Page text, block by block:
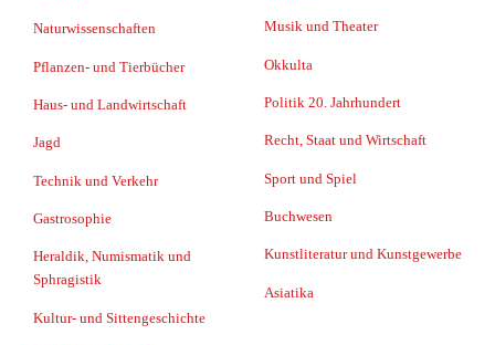
Naturwissenschaften
Pflanzen- und Tierbücher
Haus- und Landwirtschaft
Jagd
Technik und Verkehr
Gastrosophie
Heraldik, Numismatik und
Sphragistik
Kultur- und Sittengeschichte
Musik und Theater
Okkulta
Politik 20. Jahrhundert
Recht, Staat und Wirtschaft
Sport und Spiel
Buchwesen
Kunstliteratur und Kunstgewerbe
Asiatika